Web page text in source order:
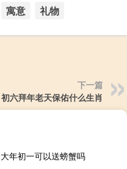
寓意 礼物
下一篇
初六拜年老天保佑什么生肖
大年初一可以送螃蟹吗